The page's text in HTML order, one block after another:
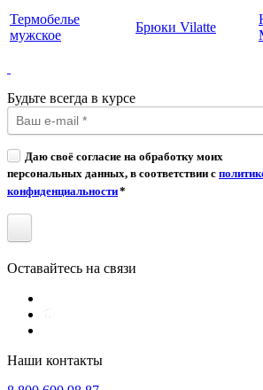
Термобелье
мужское
Брюки Vilatte
Будьте всегда в курсе
Даю своё согласие на обработку моих
персональных данных, в соответствии с
конфиденциальности*
Оставайтесь на связи
Наши контакты